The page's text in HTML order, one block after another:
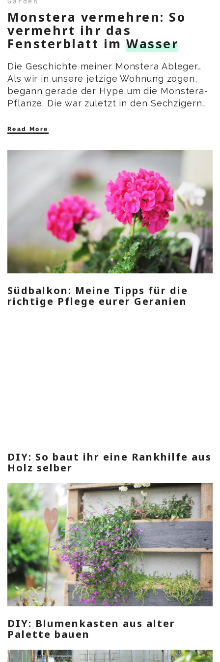
Monstera vermehren: So
vermehrt ihr das
Fensterblatt im Wasser
Die Geschichte meiner Monstera Ableger…
Als wir in unsere jetzige Wohnung zogen,
begann gerade der Hype um die Monstera-
Pflanze. Die war zuletzt in den Sechzigern…
Read More
Südbalkon: Meine Tipps für die
richtige Pflege eurer Geranien
DIY: So baut ihr eine Rankhilfe aus
Holz selber
DIY: Blumenkasten aus alter
Palette bauen